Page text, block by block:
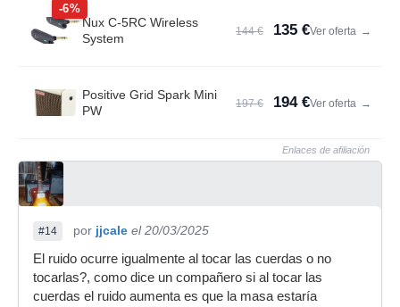
-6%
Nux C-5RC Wireless
System
144 € 135 €Ver oferta →
Positive Grid Spark Mini
PW
197 € 194 €Ver oferta →
Enlaces de afiliación
#14 por jjcale el 20/03/2025
El ruido ocurre igualmente al tocar las cuerdas o no
tocarlas?, como dice un compañero si al tocar las
cuerdas el ruido aumenta es que la masa estaría